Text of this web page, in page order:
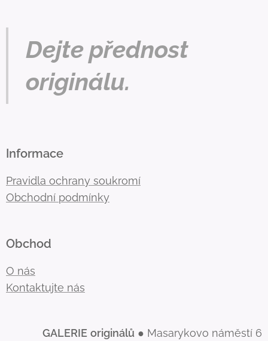
Dejte přednost
originálu.
Informace
Pravidla ochrany soukromí
Obchodní podmínky
Obchod
O nás
Kontaktujte nás
GALERIE originálů ● Masarykovo náměstí 6